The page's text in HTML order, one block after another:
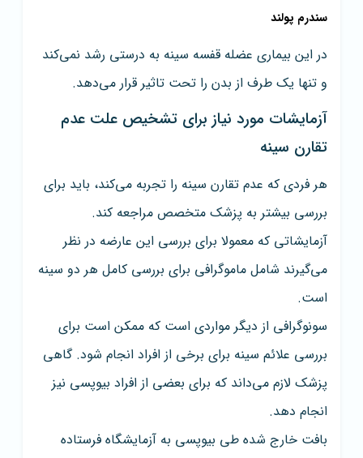
سندرم پولند
در این بیماری عضله قفسه سینه به درستی رشد نمی‌کند
و تنها یک طرف از بدن را تحت تاثیر قرار می‌دهد.
آزمایشات مورد نیاز برای تشخیص علت عدم
تقارن سینه
هر فردی که عدم تقارن سینه را تجربه می‌کند، باید برای
بررسی بیشتر به پزشک متخصص مراجعه کند.
آزمایشاتی که معمولا برای بررسی این عارضه در نظر
می‌گیرند شامل ماموگرافی برای بررسی کامل هر دو سینه
است.
سونوگرافی از دیگر مواردی است که ممکن است برای
بررسی علائم سینه برای برخی از افراد انجام شود. گاهی
پزشک لازم می‌داند که برای بعضی از افراد بیوپسی نیز
انجام دهد.
بافت خارج شده طی بیوپسی به آزمایشگاه فرستاده